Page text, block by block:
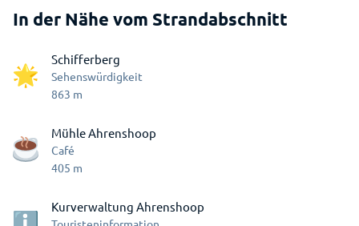
In der Nähe vom Strandabschnitt
Schifferberg
Sehenswürdigkeit
863 m
Mühle Ahrenshoop
Café
405 m
Kurverwaltung Ahrenshoop